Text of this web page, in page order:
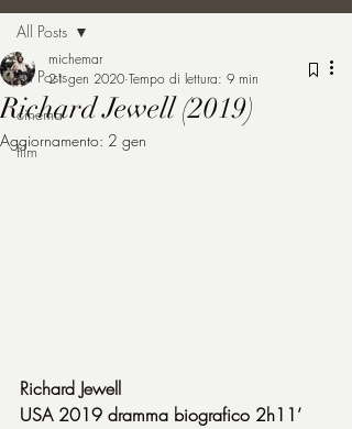
michemar
All Posts
cinema
film
All Posts
Richard Jewell (2019)
michemar
21 gen 2020 Tempo di lettura: 9 min
Aggiornamento: 2 gen
Richard Jewell
USA 2019 dramma biografico 2h11’